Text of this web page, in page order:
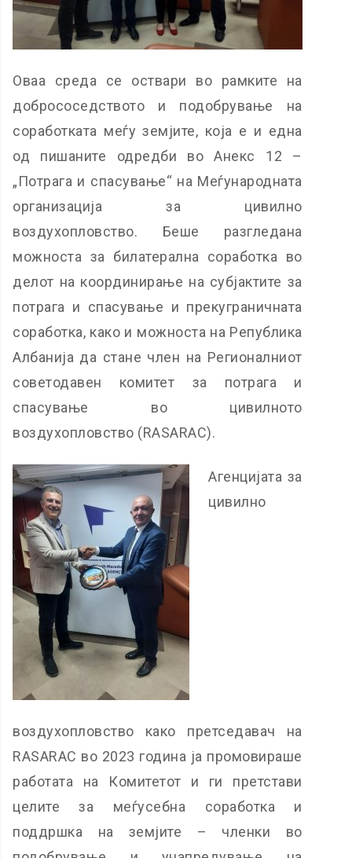
Оваа среда се оствари во рамките на
добрососедството и подобрување на
соработката меѓу земјите, која е и една
од пишаните одредби во Анекс 12 –
„Потрага и спасување“ на Меѓународната
организација за цивилно
воздухопловство. Беше разгледана
можноста за билатерална соработка во
делот на координирање на субјактите за
потрага и спасување и прекуграничната
соработка, како и можноста на Република
Албанија да стане член на Регионалниот
советодавен комитет за потрага и
спасување во цивилното
воздухопловство (RASARAC).
Агенцијата за
цивилно
воздухопловство како претседавач на
RASARAC во 2023 година ја промовираше
работата на Комитетот и ги претстави
целите за меѓусебна соработка и
поддршка на земјите – членки во